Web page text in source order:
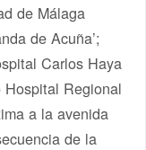
de Málaga
de Acuña’;
Carlos Haya
Hospital Regional
a la avenida
de la